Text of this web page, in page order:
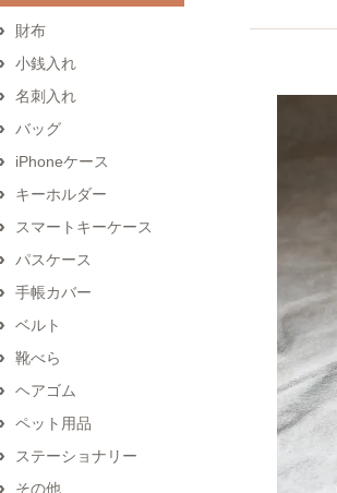
財布
小銭入れ
名刺入れ
バッグ
iPhoneケース
キーホルダー
スマートキーケース
パスケース
手帳カバー
ベルト
靴べら
ヘアゴム
ペット用品
ステーショナリー
その他